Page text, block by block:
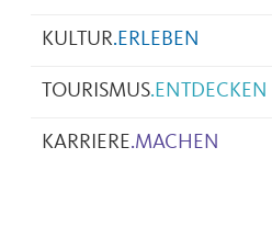
KULTUR.ERLEBEN
TOURISMUS.ENTDECKEN
KARRIERE.MACHEN